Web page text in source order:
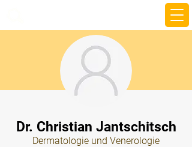
Dr. Christian Jantschitsch
Dermatologie und Venerologie